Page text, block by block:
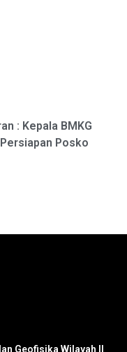
: Kepala BMKG
Posko
Geofisika Wilayah II